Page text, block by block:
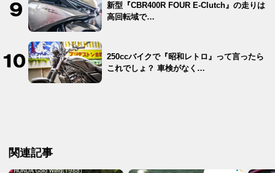
新型『CBR400R FOUR E-Clutch』の走りは
高回転域で…
250ccバイクで『昭和レトロ』って言ったら
これでしょ？ 車検がなく…
関連記事